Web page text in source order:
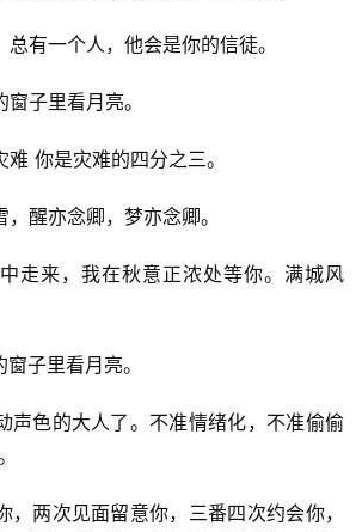
有一个人，他会是你的信徒。
子里看月亮。
你是灾难的四分之三。
醒亦念卿，梦亦念卿。
走来，我在秋意正浓处等你。满城风
子里看月亮。
声色的大人了。不准情绪化，不准偷偷
，两次见面留意你，三番四次约会你，